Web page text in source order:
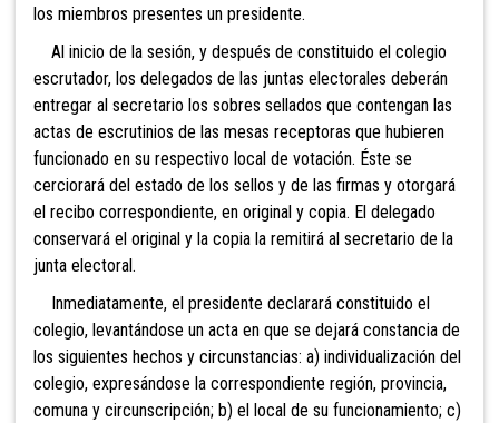
los miembros presentes un presidente.
Al inicio de la sesión, y después de constituido el colegio
escrutador, los delegados de las juntas electorales deberán
entregar al secretario los sobres sellados que contengan las
actas de escrutinios de las mesas receptoras que hubieren
funcionado en su respectivo local de votación. Éste se
cerciorará del estado de los sellos y de las firmas y otorgará
el recibo correspondiente, en original y copia. El delegado
conservará el original y la copia la remitirá al secretario de la
junta electoral.
Inmediatamente, el presidente declarará constituido el
colegio, levantándose un acta en que se dejará constancia de
los siguientes hechos y circunstancias: a) individualización del
colegio, expresándose la correspondiente región, provincia,
comuna y circunscripción; b) el local de su funcionamiento; c)